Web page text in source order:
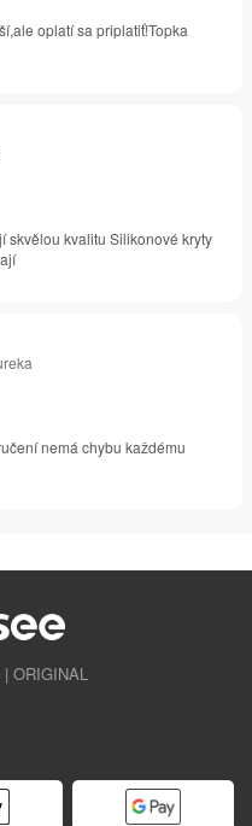
oplatí sa priplatiť!Topka
skvělou kvalitu Silikonové kryty
nemá chybu každému
ORIGINAL